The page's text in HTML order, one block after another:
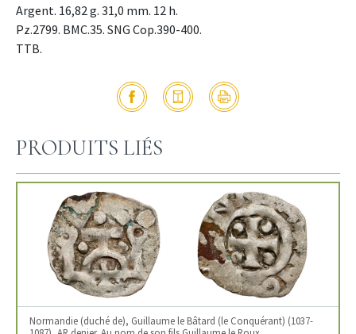
Argent. 16,82 g. 31,0 mm. 12 h.
Pz.2799. BMC.35. SNG Cop.390-400.
TTB.
PRODUITS LIÉS
Normandie (duché de), Guillaume le Bâtard (le Conquérant) (1037-